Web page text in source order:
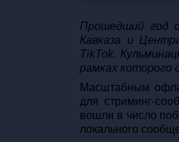
Прошедший год
Кавказа и
TikTok.
рамках которого
Масштабным
для стриминг-
вошли в число
локального